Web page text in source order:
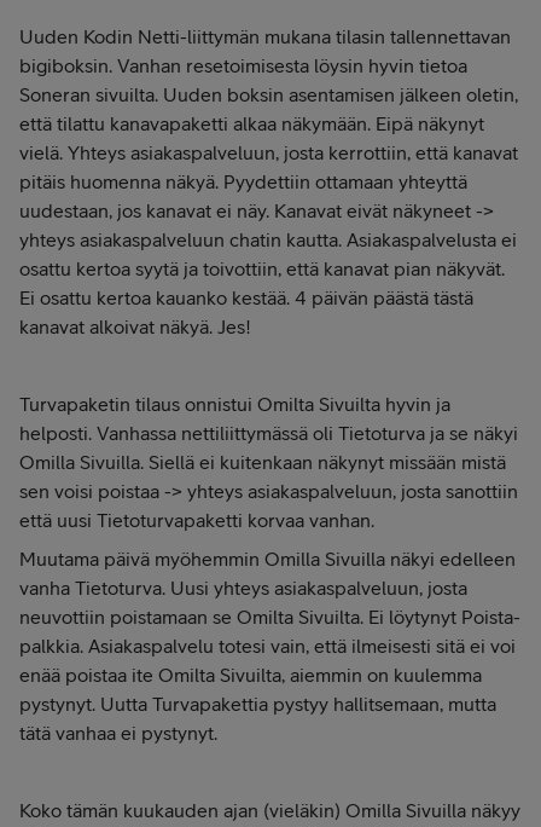
Uuden Kodin Netti-liittymän mukana tilasin tallennettavan
bigiboksin. Vanhan resetoimisesta löysin hyvin tietoa
Soneran sivuilta. Uuden boksin asentamisen jälkeen oletin,
että tilattu kanavapaketti alkaa näkymään. Eipä näkynyt
vielä. Yhteys asiakaspalveluun, josta kerrottiin, että kanavat
pitäis huomenna näkyä. Pyydettiin ottamaan yhteyttä
uudestaan, jos kanavat ei näy. Kanavat eivät näkyneet ->
yhteys asiakaspalveluun chatin kautta. Asiakaspalvelusta ei
osattu kertoa syytä ja toivottiin, että kanavat pian näkyvät.
Ei osattu kertoa kauanko kestää. 4 päivän päästä tästä
kanavat alkoivat näkyä. Jes!
Turvapaketin tilaus onnistui Omilta Sivuilta hyvin ja
helposti. Vanhassa nettiliittymässä oli Tietoturva ja se näkyi
Omilla Sivuilla. Siellä ei kuitenkaan näkynyt missään mistä
sen voisi poistaa -> yhteys asiakaspalveluun, josta sanottiin
että uusi Tietoturvapaketti korvaa vanhan.
Muutama päivä myöhemmin Omilla Sivuilla näkyi edelleen
vanha Tietoturva. Uusi yhteys asiakaspalveluun, josta
neuvottiin poistamaan se Omilta Sivuilta. Ei löytynyt Poista-
palkkia. Asiakaspalvelu totesi vain, että ilmeisesti sitä ei voi
enää poistaa ite Omilta Sivuilta, aiemmin on kuulemma
pystynyt. Uutta Turvapakettia pystyy hallitsemaan, mutta
tätä vanhaa ei pystynyt.
Koko tämän kuukauden ajan (vieläkin) Omilla Sivuilla näkyy